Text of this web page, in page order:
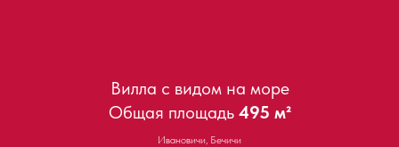
Вилла с видом на море
Общая площадь 495 м²
Ивановичи, Бечичи